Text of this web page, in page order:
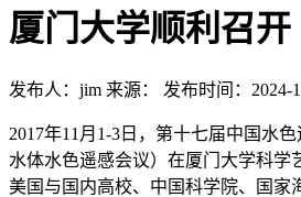
厦门大学顺利召开
发布人：jim 来源： 发布时间：2024-
2017年11月1-3日，第十七届中国水
水体水色遥感会议）在厦门大学科学
美国与国内高校、中国科学院、国家